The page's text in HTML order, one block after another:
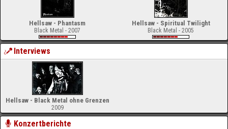
Hellsaw - Phantasm
Black Metal - 2007
Hellsaw - Spiritual Twilight
Black Metal - 2005
Interviews
Hellsaw - Black Metal ohne Grenzen
2009
Konzertberichte